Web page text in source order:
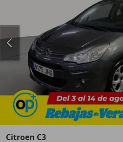
Citroen C3